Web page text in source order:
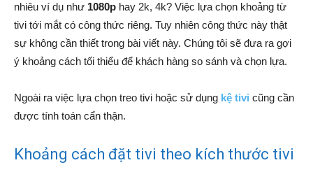
nhiêu ví dụ như 1080p hay 2k, 4k? Việc lựa chọn khoảng từ
tivi tới mắt có công thức riêng. Tuy nhiên công thức này thật
sự không cần thiết trong bài viết này. Chúng tôi sẽ đưa ra gợi
ý khoảng cách tối thiểu để khách hàng so sánh và chọn lựa.
Ngoài ra việc lựa chọn treo tivi hoặc sử dụng kệ tivi cũng cần
được tính toán cẩn thận.
Khoảng cách đặt tivi theo kích thước tivi